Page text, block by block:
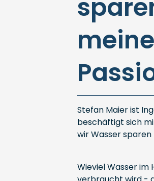
meine
Stefan Maier ist
beschäftigt sich
wir Wasser sparen
Wieviel Wasser im